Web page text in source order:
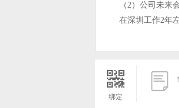
（2）公司未来
在深圳工作2年

绑定
